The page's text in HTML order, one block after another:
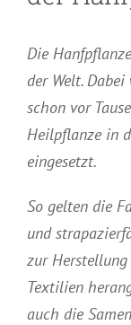
Die
der Welt.
schon vor
Heilpflanze in
eingesetzt.
So gelten die
und
zur Herstellung
Textilien
auch die